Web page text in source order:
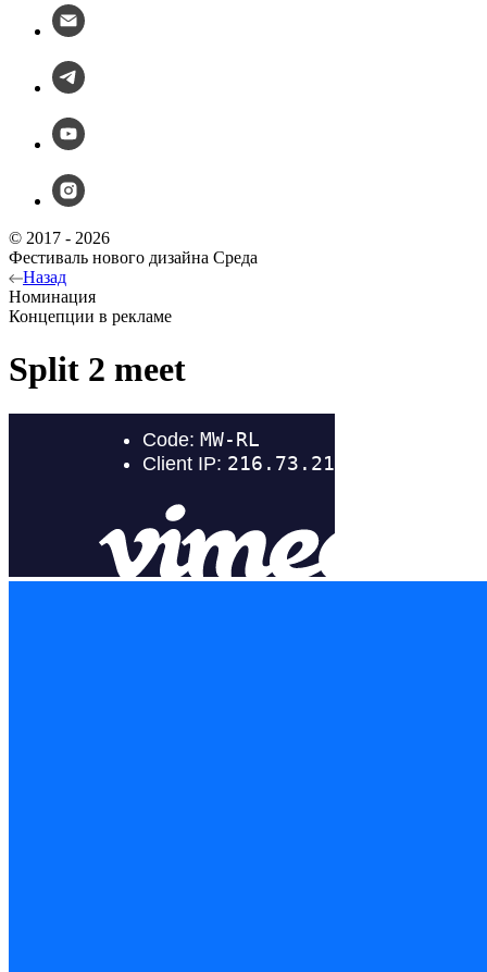
© 2017 - 2026
Фестиваль нового дизайна Среда
Назад
Номинация
Концепции в рекламе
Split 2 meet